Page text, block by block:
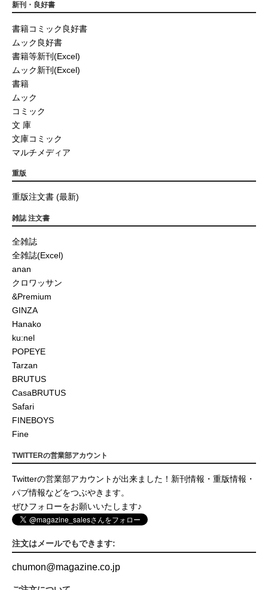
新刊・良好書
書籍コミック良好書
ムック良好書
書籍等新刊(Excel)
ムック新刊(Excel)
書籍
ムック
コミック
文 庫
文庫コミック
マルチメディア
重版
重版注文書 (最新)
雑誌 注文書
全雑誌
全雑誌(Excel)
anan
クロワッサン
&Premium
GINZA
Hanako
ku:nel
POPEYE
Tarzan
BRUTUS
CasaBRUTUS
Safari
FINEBOYS
Fine
TWITTERの営業部アカウント
Twitterの営業部アカウントが出来ました！新刊情報・重版情報・
パブ情報などをつぶやきます。
ぜひフォローをお願いいたします♪
注文はメールでもできます:
chumon@magazine.co.jp